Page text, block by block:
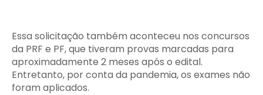
Essa solicitação também aconteceu nos concursos
da PRF e PF, que tiveram provas marcadas para
aproximadamente 2 meses após o edital.
Entretanto, por conta da pandemia, os exames não
foram aplicados.